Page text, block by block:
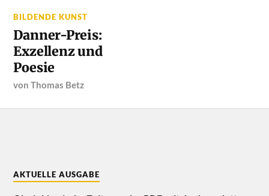
BILDENDE KUNST
Danner-Preis:
Exzellenz und
Poesie
vonThomas Betz
AKTUELLE AUSGABE